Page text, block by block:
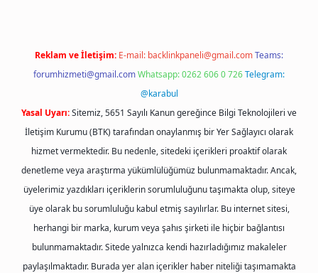
Reklam ve İletişim: E-mail: backlinkpaneli@gmail.comTeams:
forumhizmeti@gmail.comWhatsapp: 0262 606 0 726Telegram:
@karabul
Yasal Uyarı:Sitemiz, 5651 Sayılı Kanun gereğince Bilgi Teknolojileri ve
İletişim Kurumu (BTK) tarafından onaylanmış bir Yer Sağlayıcı olarak
hizmet vermektedir. Bu nedenle, sitedeki içerikleri proaktif olarak
denetleme veya araştırma yükümlülüğümüz bulunmamaktadır. Ancak,
üyelerimiz yazdıkları içeriklerin sorumluluğunu taşımakta olup, siteye
üye olarak bu sorumluluğu kabul etmiş sayılırlar. Bu internet sitesi,
herhangi bir marka, kurum veya şahıs şirketi ile hiçbir bağlantısı
bulunmamaktadır. Sitede yalnızca kendi hazırladığımız makaleler
paylaşılmaktadır. Burada yer alan içerikler haber niteliği taşımamakta